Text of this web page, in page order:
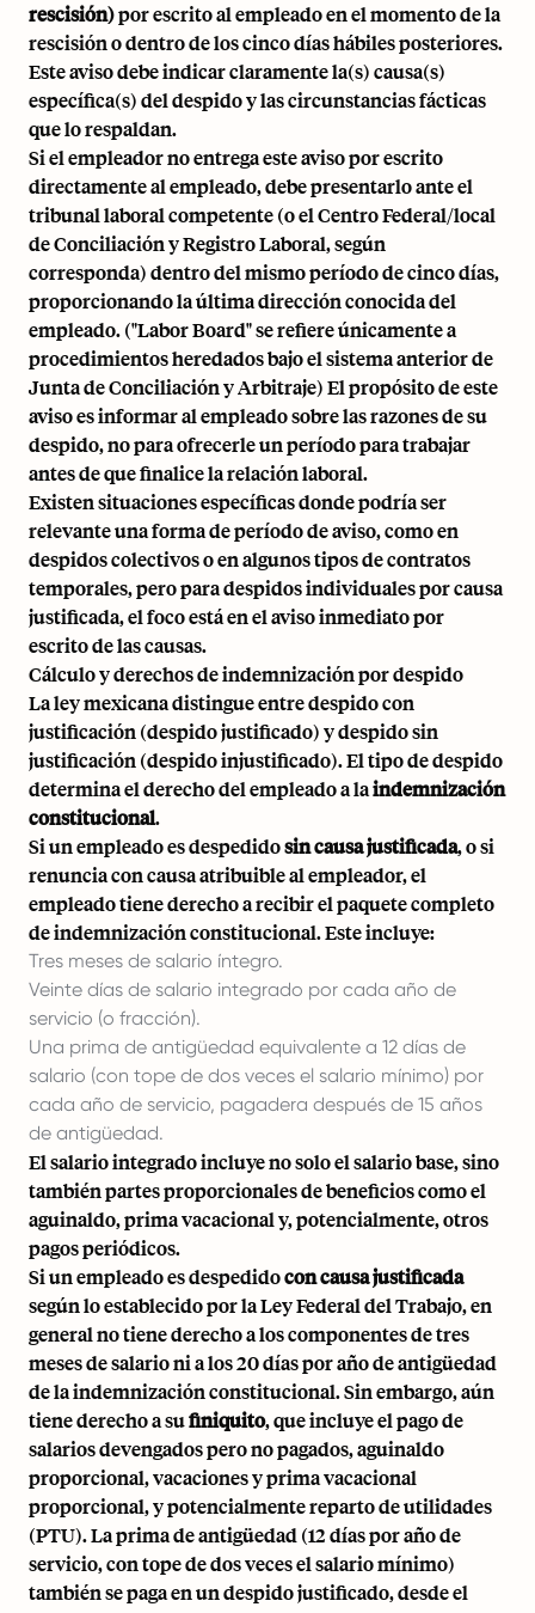
rescisión)por escrito al empleado en el momento de la
rescisión o dentro de los cinco días hábiles posteriores.
Este aviso debe indicar claramente la(s) causa(s)
específica(s) del despido y las circunstancias fácticas
que lo respaldan.
Si el empleador no entrega este aviso por escrito
directamente al empleado, debe presentarlo ante el
tribunal laboral competente (o el Centro Federal/local
de Conciliación y Registro Laboral, según
corresponda) dentro del mismo período de cinco días,
proporcionando la última dirección conocida del
empleado. ("Labor Board" se refiere únicamente a
procedimientos heredados bajo el sistema anterior de
Junta de Conciliación y Arbitraje) El propósito de este
aviso es informar al empleado sobre las razones de su
despido, no para ofrecerle un período para trabajar
antes de que finalice la relación laboral.
Existen situaciones específicas donde podría ser
relevante una forma de período de aviso, como en
despidos colectivos o en algunos tipos de contratos
temporales, pero para despidos individuales por causa
justificada, el foco está en el aviso inmediato por
escrito de las causas.
Cálculo y derechos de indemnización por despido
La ley mexicana distingue entre despido con
justificación (despido justificado) y despido sin
justificación (despido injustificado). El tipo de despido
determina el derecho del empleado a laindemnización
constitucional.
Si un empleado es despedidosin causa justificada, o si
renuncia con causa atribuible al empleador, el
empleado tiene derecho a recibir el paquete completo
de indemnización constitucional. Este incluye:
Tres meses de salario íntegro.
Veinte días de salario integrado por cada año de
servicio (o fracción).
Una prima de antigüedad equivalente a 12 días de
salario (con tope de dos veces el salario mínimo) por
cada año de servicio, pagadera después de 15 años
de antigüedad.
El salario integrado incluye no solo el salario base, sino
también partes proporcionales de beneficios como el
aguinaldo, prima vacacional y, potencialmente, otros
pagos periódicos.
Si un empleado es despedidocon causa justificada
según lo establecido por la Ley Federal del Trabajo, en
general no tiene derecho a los componentes de tres
meses de salario ni a los 20 días por año de antigüedad
de la indemnización constitucional. Sin embargo, aún
tiene derecho a sufiniquito, que incluye el pago de
salarios devengados pero no pagados, aguinaldo
proporcional, vacaciones y prima vacacional
proporcional, y potencialmente reparto de utilidades
(PTU). La prima de antigüedad (12 días por año de
servicio, con tope de dos veces el salario mínimo)
también se paga en un despido justificado, desde el